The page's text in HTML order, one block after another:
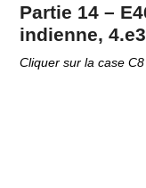
Partie 14 –
indienne,
Cliquer sur la case